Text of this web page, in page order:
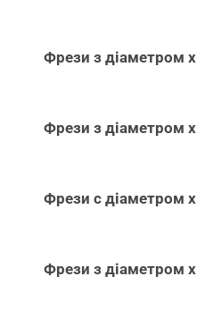
Фрези з діаметром
Фрези з діаметром
Фрези с діаметром
Фрези з діаметром